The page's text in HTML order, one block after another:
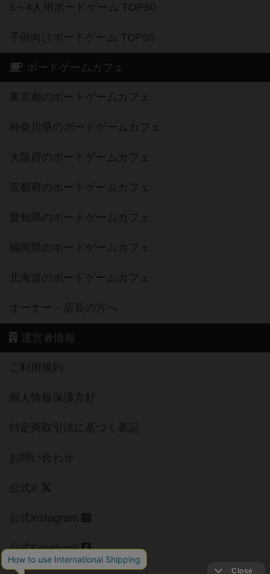
3～4人用ボードゲーム TOP50
子供向けボードゲーム TOP50
ボードゲームカフェ
東京都のボードゲームカフェ
神奈川県のボードゲームカフェ
大阪府のボードゲームカフェ
京都府のボードゲームカフェ
愛知県のボードゲームカフェ
福岡県のボードゲームカフェ
北海道のボードゲームカフェ
オーナー・店長の方へ
運営者情報
ご利用規約
個人情報保護方針
特定商取引法に基づく表記
お問い合わせ
公式X
公式instagram
公式Facebook